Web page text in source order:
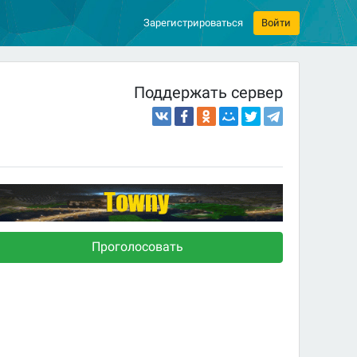
Зарегистрироваться Войти
Поддержать сервер
Проголосовать